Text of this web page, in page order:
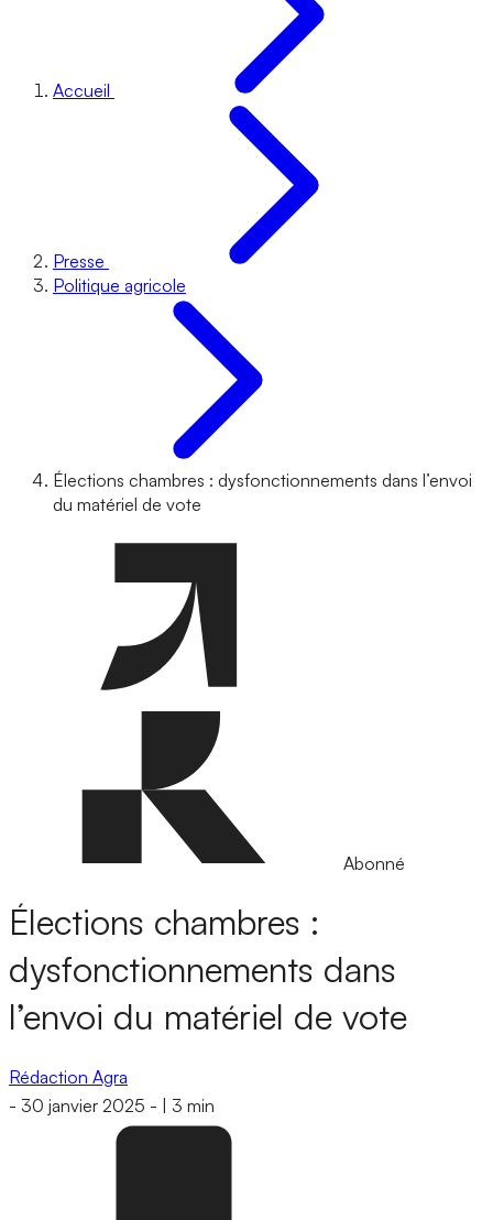
Accueil
Presse
Politique agricole
Élections chambres : dysfonctionnements dans l’envoi
du matériel de vote
Abonné
Élections chambres :
dysfonctionnements dans
l’envoi du matériel de vote
Rédaction Agra
- 30 janvier 2025 - 3 min